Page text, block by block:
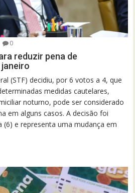
0
reduzir pena de
(STF) decidiu, por 6 votos a 4, que
medidas cautelares,
noturno, pode ser considerado
em alguns casos. A decisão foi
e representa uma mudança em